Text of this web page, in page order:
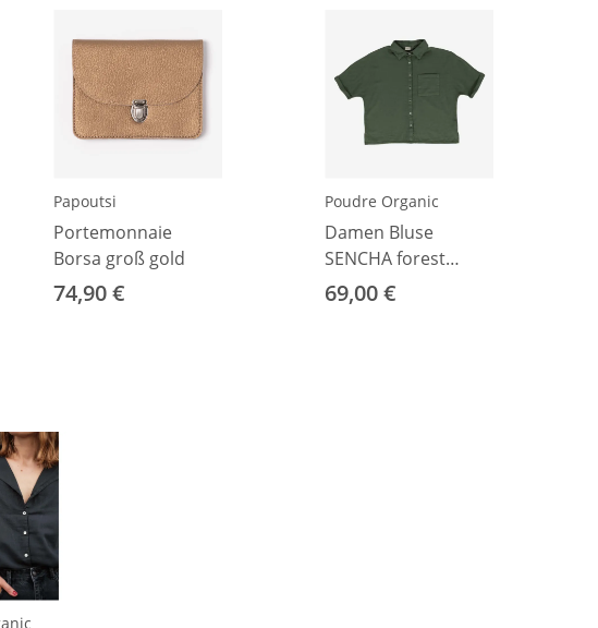
Papoutsi
Portemonnaie
Borsa groß gold
74,90 €
Poudre Organic
Damen Bluse
SENCHA forest
green S
69,00 €